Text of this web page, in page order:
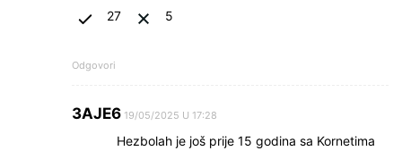
27 5
Odgovori
3AJE6 19/05/2025 U 17:28
Hezbolah je još prije 15 godina sa Kornetima